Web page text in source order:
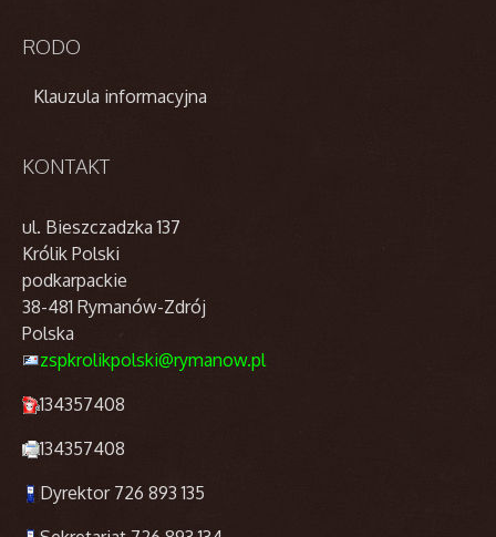
RODO
Klauzula informacyjna
KONTAKT
ul. Bieszczadzka 137
Królik Polski
podkarpackie
38-481 Rymanów-Zdrój
Polska
zspkrolikpolski@rymanow.pl
134357408
134357408
Dyrektor 726 893 135